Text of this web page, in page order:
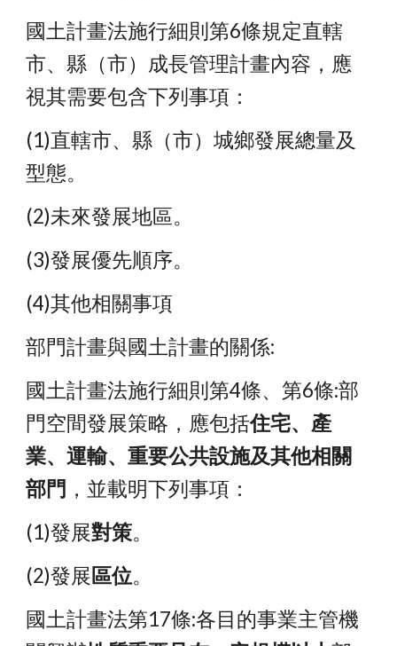
國土計畫法施行細則第6條規定直轄
市、縣（市）成長管理計畫內容，應
視其需要包含下列事項：
(1)直轄市、縣（市）城鄉發展總量及
型態。
(2)未來發展地區。
(3)發展優先順序。
(4)其他相關事項
部門計畫與國土計畫的關係:
國土計畫法施行細則第4條、第6條:部
門空間發展策略，應包括住宅、產
業、運輸、重要公共設施及其他相關
部門 ，並載明下列事項：
(1)發展對策。
(2)發展 區位。
國土計畫法第17條:各目的事業主管機